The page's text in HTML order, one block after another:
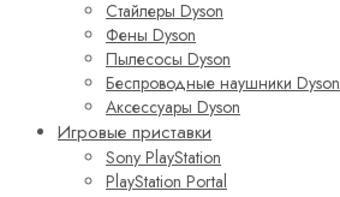
Стайлеры Dyson
Фены Dyson
Пылесосы Dyson
Беспроводные наушники Dyson
Аксессуары Dyson
Игровые приставки
Sony PlayStation
PlayStation Portal